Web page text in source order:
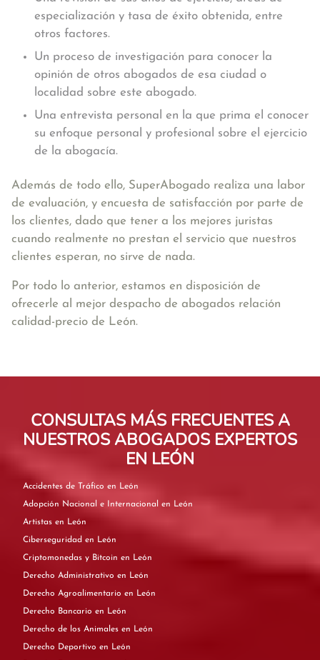
especialización y tasa de éxito obtenida, entre
otros factores.
Un proceso de investigación para conocer la
opinión de otros abogados de esa ciudad o
localidad sobre este abogado.
Una entrevista personal en la que prima el conocer
su enfoque personal y profesional sobre el ejercicio
de la abogacía.
Además de todo ello, SuperAbogado realiza una labor
de evaluación, y encuesta de satisfacción por parte de
los clientes, dado que tener a los mejores juristas
cuando realmente no prestan el servicio que nuestros
clientes esperan, no sirve de nada.
Por todo lo anterior, estamos en disposición de
ofrecerle al mejor despacho de abogados relación
calidad-precio de León.
CONSULTAS MÁS FRECUENTES A
NUESTROS ABOGADOS EXPERTOS
EN LEÓN
Accidentes de Tráfico en León
Adopción Nacional e Internacional en León
Artistas en León
Ciberseguridad en León
Criptomonedas y Bitcoin en León
Derecho Administrativo en León
Derecho Agroalimentario en León
Derecho Bancario en León
Derecho de los Animales en León
Derecho Deportivo en León